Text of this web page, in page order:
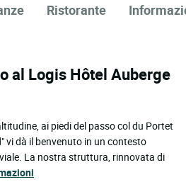
Ristorante
al Logis Hôtel Auberge
ai piedi del passo col du Portet
vi dà il benvenuto in un contesto
La nostra struttura, rinnovata di